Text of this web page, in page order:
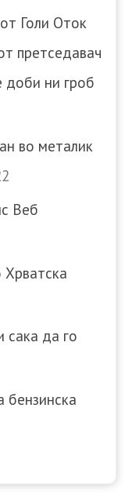
Голи Оток
претседавач
ни гроб
во металик
Веб
сака да го